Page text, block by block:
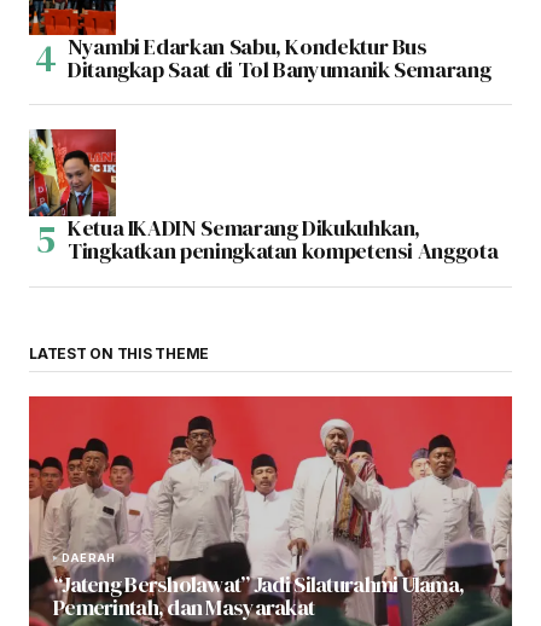
Nyambi Edarkan Sabu, Kondektur Bus
Ditangkap Saat di Tol Banyumanik Semarang
Ketua IKADIN Semarang Dikukuhkan,
Tingkatkan peningkatan kompetensi Anggota
LATEST ON THIS THEME
DAERAH
“Jateng Bersholawat” Jadi Silaturahmi Ulama,
Pemerintah, dan Masyarakat